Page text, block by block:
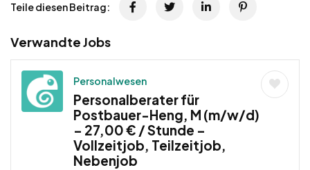
Teile diesen Beitrag:
Verwandte Jobs
Personalwesen
Personalberater für
Postbauer-Heng, M (m/w/d)
– 27,00 € / Stunde –
Vollzeitjob, Teilzeitjob,
Nebenjob